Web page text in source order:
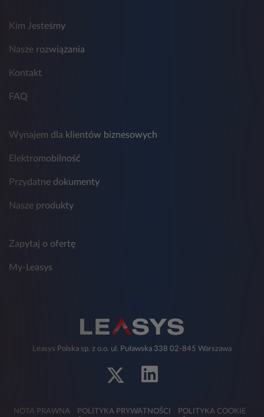
Kim Jesteśmy
Nasze rozwiązania
Kontakt
FAQ
Wynajem dla klientów biznesowych
Elektromobilność
Przydatne dokumenty
Nasze produkty
Zapytaj o ofertę
My-Leasys
Leasys Polska sp. z o.o. ul. Puławska 338 02-845 Warszawa
NOTA PRAWNA POLITYKA PRYWATNOŚCI POLITYKA COOKIE